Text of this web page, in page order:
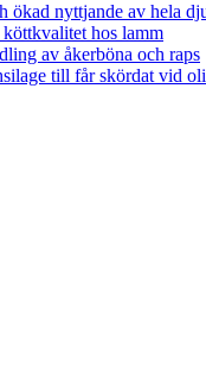
ökad nyttjande av hela
hos lamm
av åkerböna och raps
till får skördat vid